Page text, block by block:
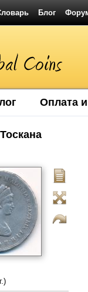
Блог
Оплата